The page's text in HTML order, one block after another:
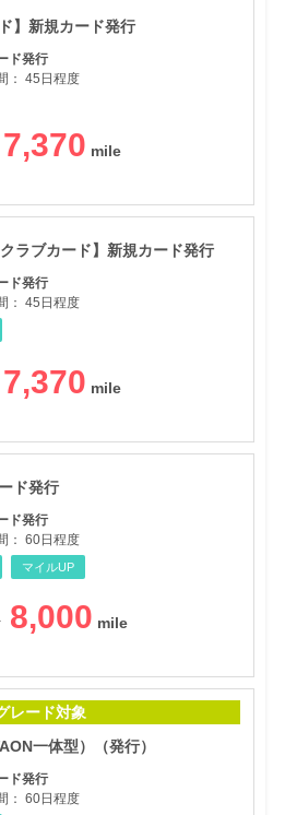
】新規カード発行
ド発行
： 45日程度
7,370
ラブカード】新規カード発行
ド発行
： 45日程度
7,370
ド発行
ド発行
： 60日程度
マイルUP
8,000
レード対象
一体型）（発行）
ド発行
： 60日程度